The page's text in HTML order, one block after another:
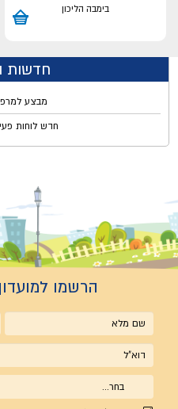
בימבה הליכון
חדשות
מבצע
חדש לוחות
הרשמו
שם
מלא
אימייל
בחר...